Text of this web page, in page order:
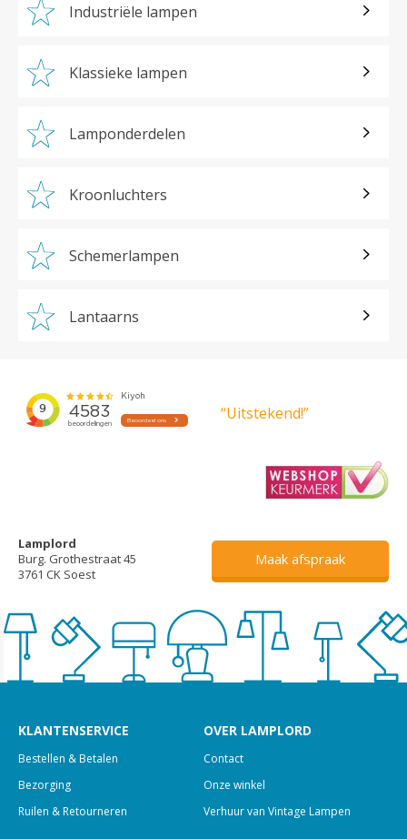
Industriële lampen
Klassieke lampen
Lamponderdelen
Kroonluchters
Schemerlampen
Lantaarns
“Uitstekend!”
Lamplord
Burg. Grothestraat 45
3761 CK Soest
Maak afspraak
KLANTENSERVICE
Bestellen & Betalen
Bezorging
Ruilen & Retourneren
OVER LAMPLORD
Contact
Onze winkel
Verhuur van Vintage Lampen